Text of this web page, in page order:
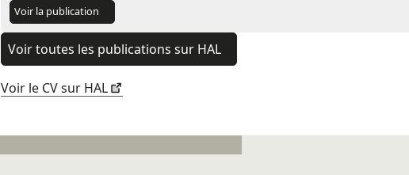
Voir la publication
Voir toutes les publications sur HAL
Voir le CV sur HAL